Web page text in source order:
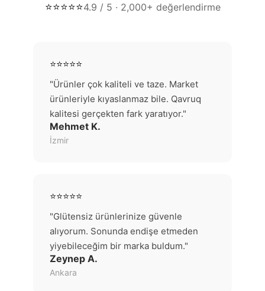
⭐⭐⭐⭐⭐4.9 / 5 · 2,000+ değerlendirme
⭐⭐⭐⭐⭐
"Ürünler çok kaliteli ve taze. Market
ürünleriyle kıyaslanmaz bile. Qavruq
kalitesi gerçekten fark yaratıyor."
Mehmet K.
İzmir
⭐⭐⭐⭐⭐
"Glütensiz ürünlerinize güvenle
alıyorum. Sonunda endişe etmeden
yiyebileceğim bir marka buldum."
Zeynep A.
Ankara